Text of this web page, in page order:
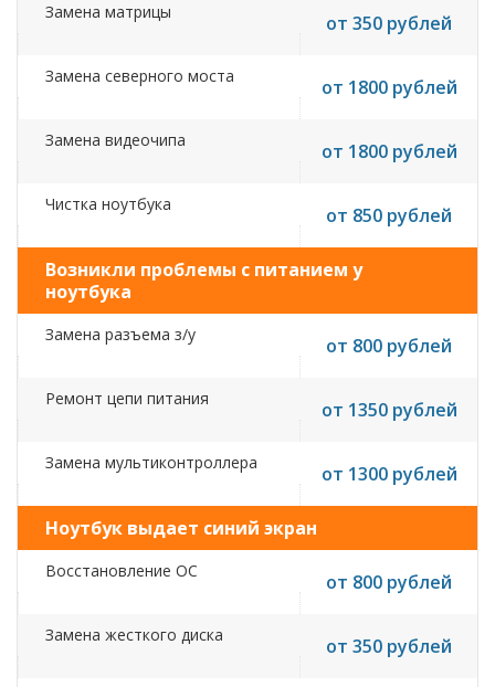
Замена матрицы от 350 рублей
Замена северного моста от 1800 рублей
Замена видеочипа от 1800 рублей
Чистка ноутбука от 850 рублей
Возникли проблемы с питанием у
ноутбука
Замена разъема з/у от 800 рублей
Ремонт цепи питания от 1350 рублей
Замена мультиконтроллера от 1300 рублей
Ноутбук выдает синий экран
Восстановление ОС от 800 рублей
Замена жесткого диска от 350 рублей